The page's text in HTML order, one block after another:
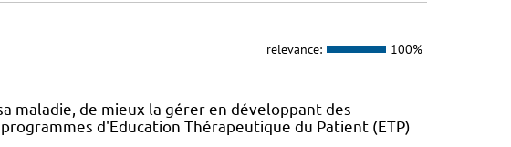
relevance: 100%
maladie, de mieux la gérer en développant des
d'Education Thérapeutique du Patient (ETP)